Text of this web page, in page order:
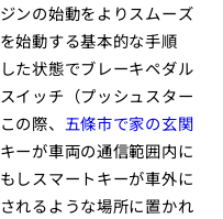
ンの始動をよりスムーズ
始動する基本的な手順
た状態でブレーキペダル
イッチ（プッシュスター
の際、 五條市で家の玄関
ーが車両の通信範囲内に
しスマートキーが車外に
れるような場所に置かれ